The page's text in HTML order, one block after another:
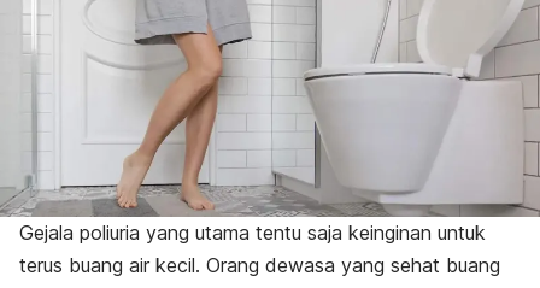
Gejala poliuria yang utama tentu saja keinginan untuk
terus buang air kecil. Orang dewasa yang sehat buang